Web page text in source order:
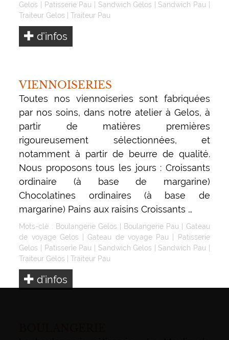
Gelos
Patisserie Pau Sandwich Gelos Sandwich Pau
Traiteur Gelos |Traiteur Pau
d’infos
VIENNOISERIES
Toutes nos viennoiseries sont fabriquées
par nos soins, dans notre atelier à Gelos, à
partir de matières premières
rigoureusement sélectionnées, et
notamment à partir de beurre de qualité.
Nous proposons tous les jours : Croissants
ordinaire (à base de margarine)
Chocolatines ordinaires (à base de
margarine) Pains aux raisins Croissants …
Mots-clé : Boulangerie Gelos Boulangerie Pau
Gateau
de voyage Gelos |Gateau de voyage Pau
Patisserie
Gelos
Patisserie Pau Sandwich Gelos Sandwich Pau
Traiteur Gelos |Traiteur Pau
d’infos